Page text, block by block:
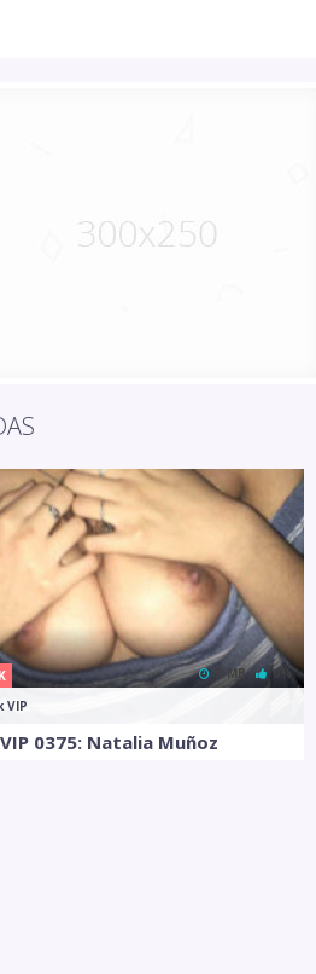
VIP
3 MB 0%
0375: Natalia Muñoz